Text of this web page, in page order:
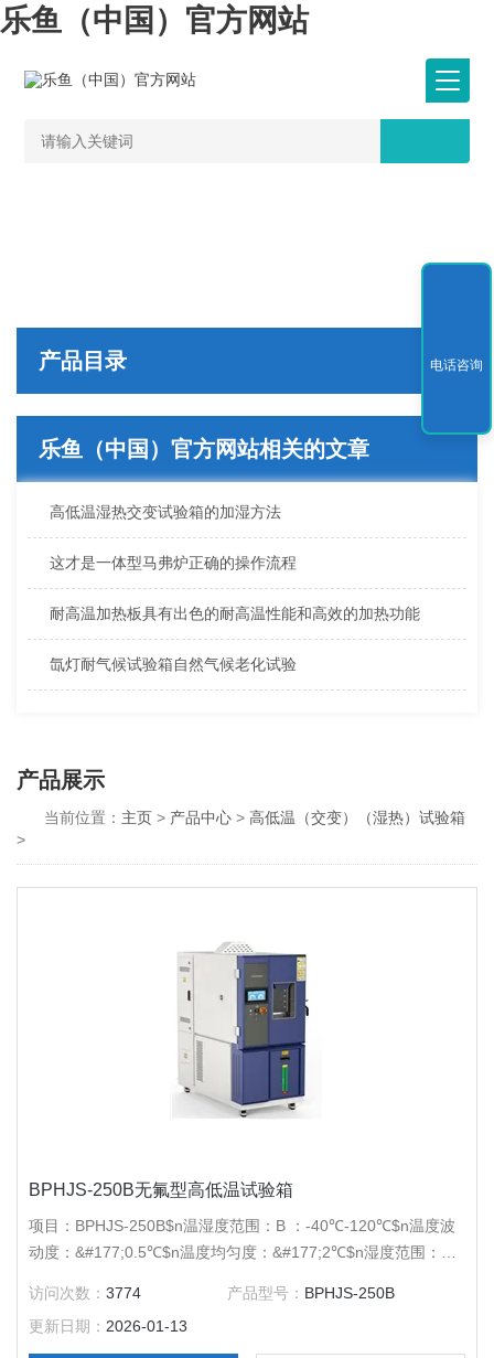
乐鱼（中国）官方网站
产品目录
乐鱼（中国）官方网站相关的文章
高低温湿热交变试验箱的加湿方法
这才是一体型马弗炉正确的操作流程
耐高温加热板具有出色的耐高温性能和高效的加热功能
氙灯耐气候试验箱自然气候老化试验
产品展示
当前位置： 主页> 产品中心>高低温（交变）（湿热）试验箱
>
BPHJS-250B无氟型高低温试验箱
项目：BPHJS-250B$n温湿度范围：B ：-40℃-120℃$n温度波
动度：&#177;0.5℃$n温度均匀度：&#177;2℃$n湿度范围：30-
胆尺寸（mm）：600*600*700$n外胆尺寸（mm）：
700*1160*1850$n电源电压：AC380V 50Hz
访问次数：3774 产品型号： BPHJS-250B
更新日期： 2026-01-13
电话咨询